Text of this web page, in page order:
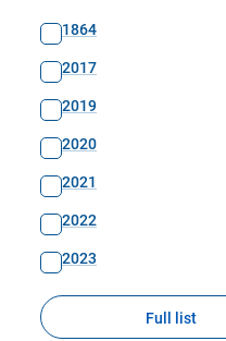
1864
2017
2019
2020
2021
2022
2023
Full list